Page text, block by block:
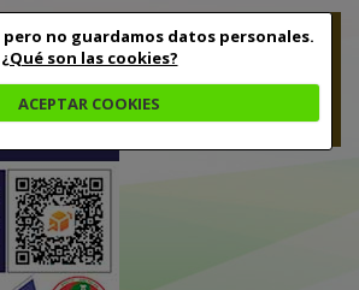
pero no guardamos datos personales.
¿Qué son las cookies?
ACEPTAR COOKIES